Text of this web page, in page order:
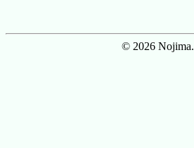
© 2026 Nojima.